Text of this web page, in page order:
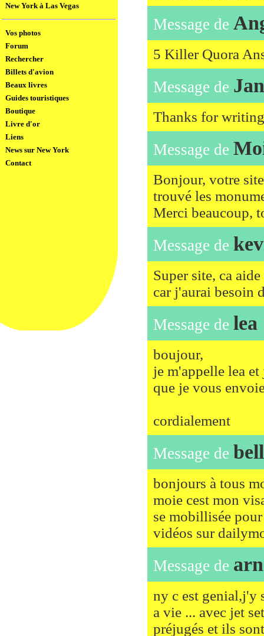
New York à Las Vegas
Vos photos
Forum
Rechercher
Billets d'avion
Beaux livres
Guides touristiques
Boutique
Livre d'or
Liens
News sur New York
Contact
Message de
5 Killer Quora
Message de
Thanks for
Message de
Bonjour, votre
trouvé les
Merci beaucoup,
Message de
Super site, ca
car j'aurai besoin
Message de lea
boujour,
je m'appelle lea
que je vous
cordialement
Message de
bonjours à tous
moie cest mon
se mobillisée
vidéos sur
Message de
ny c est genial,j'y
a vie ... avec jet
préjugés et ils